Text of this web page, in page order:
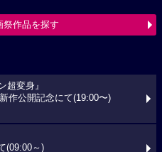
祭作品を探す
超変身』
作公開記念にて(19:00〜)
(09:00～)